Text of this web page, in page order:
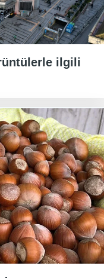
ilgili